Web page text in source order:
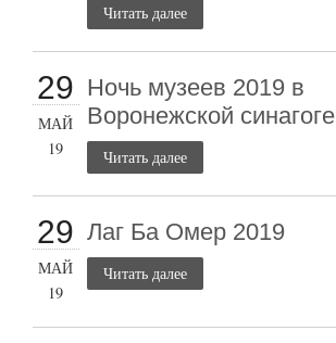
Читать далее
29
МАЙ
19
Ночь музеев 2019 в
Воронежской синагоге
Читать далее
29
МАЙ
19
Лаг Ба Омер 2019
Читать далее